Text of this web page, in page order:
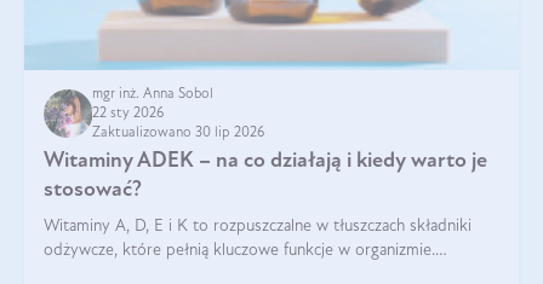
mgr inż. Anna Sobol
22 sty 2026
Zaktualizowano 30 lip 2026
Witaminy ADEK – na co działają i kiedy warto je
stosować?
Witaminy A, D, E i K to rozpuszczalne w tłuszczach składniki
odżywcze, które pełnią kluczowe funkcje w organizmie.